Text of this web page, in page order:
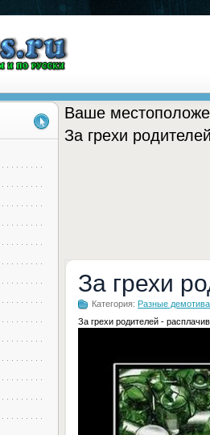
Ваше
За грехи
За грехи
Категория: Разные
За грехи родителей -